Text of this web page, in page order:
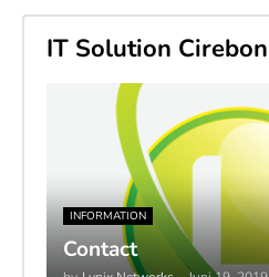
IT Solution Cirebon
INFORMATION
Contact